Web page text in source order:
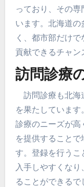
っており、その
います。北海道
く、都市部だけ
貢献できるチャン
訪問診療
訪問診療も北海
を果たしていま
診療のニーズが高
を提供することで
す。登録を行うこ
入手しやすくな
ることができるで